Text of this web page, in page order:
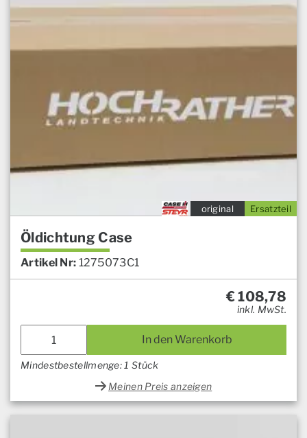
Ersatzteil
original
Öldichtung Case
Artikel Nr: 1275073C1
€108,78
inkl. MwSt.
In den Warenkorb
Mindestbestellmenge: 1 Stück
Meinen Preis anzeigen